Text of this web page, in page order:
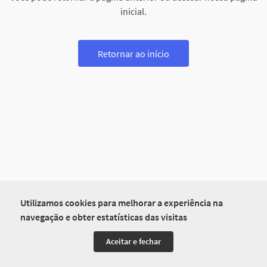
Utilizamos cookies para melhorar a experiência na
navegação e obter estatísticas das visitas
Aceitar e fechar
inicial.
Retornar ao início